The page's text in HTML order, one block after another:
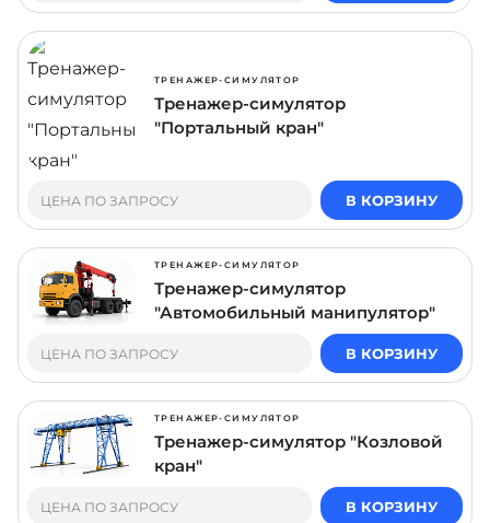
ТРЕНАЖЕР-СИМУЛЯТОР
Тренажер-симулятор
"Портальный кран"
ЦЕНА ПО ЗАПРОСУ В КОРЗИНУ
ТРЕНАЖЕР-СИМУЛЯТОР
Тренажер-симулятор
"Автомобильный манипулятор"
ЦЕНА ПО ЗАПРОСУ В КОРЗИНУ
ТРЕНАЖЕР-СИМУЛЯТОР
Тренажер-симулятор "Козловой
кран"
ЦЕНА ПО ЗАПРОСУ В КОРЗИНУ